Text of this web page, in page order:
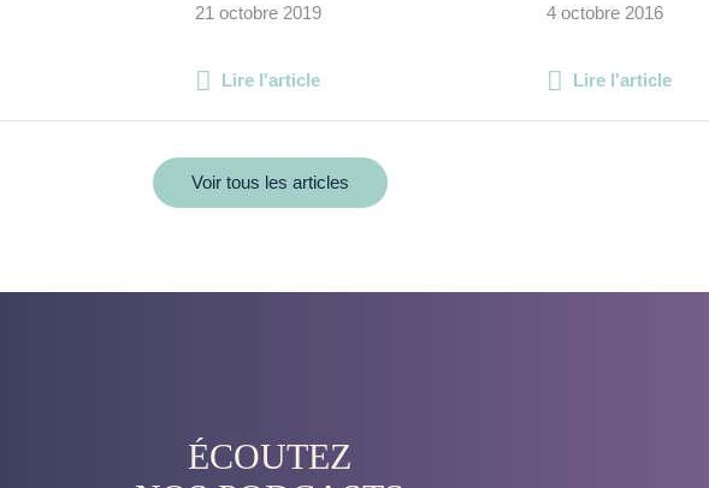
21 octobre 2019
Lire l'article
4 octobre 2016
Lire l'article
Voir tous les articles
ÉCOUTEZ